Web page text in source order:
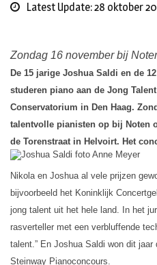
Latest Update: 28 oktober
Zondag 16 november bij
De 15 jarige Joshua Saldi en de
studeren piano aan de Jong
Conservatorium in Den Haag.
talentvolle pianisten op bij Noten
de Torenstraat in Helvoirt. Het
Nikola en Joshua al vele prijzen
bijvoorbeeld het Koninklijk
jong talent uit het hele land. In het
rasverteller met een verbluffende
talent.” En Joshua Saldi won dit
Steinway Pianoconcours.